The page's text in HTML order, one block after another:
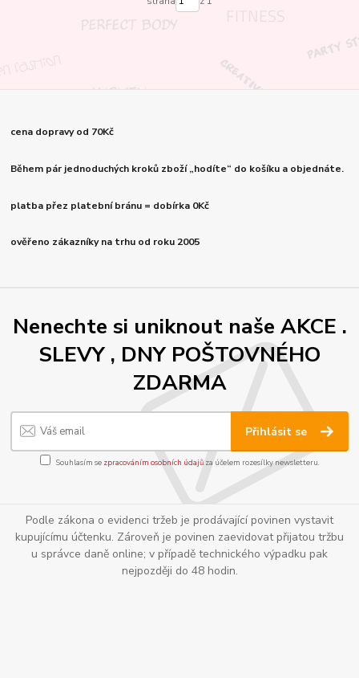
cena dopravy od 70Kč
Během pár jednoduchých kroků zboží „hodíte“ do košíku a objednáte.
platba přez platební bránu = dobírka 0Kč
ověřeno zákazníky na trhu od roku 2005
Nenechte si uniknout naše AKCE .
SLEVY , DNY POŠTOVNÉHO
ZDARMA
Přihlásit se
Souhlasím se zpracováním osobních údajůza účelem rozesílky newsletteru.
Podle zákona o evidenci tržeb je prodávající povinen vystavit
kupujícímu účtenku. Zároveň je povinen zaevidovat přijatou tržbu
u správce daně online; v případě technického výpadku pak
nejpozději do 48 hodin.